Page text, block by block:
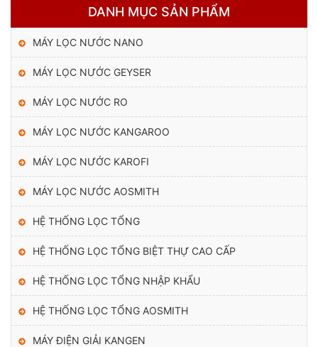
3 LÕI LỌC THÔ
Loại bỏ Clo, clorine, chất hữu cơ dư thừa và cặn bẩn có kích
thước lớn hơn 1 micron.
DANH MỤC SẢN PHẨM
MÁY LỌC NƯỚC NANO
MÁY LỌC NƯỚC GEYSER
MÁY LỌC NƯỚC RO
MÁY LỌC NƯỚC KANGAROO
MÁY LỌC NƯỚC KAROFI
MÁY LỌC NƯỚC AOSMITH
HỆ THỐNG LỌC TỔNG
HỆ THỐNG LỌC TỔNG BIỆT THỰ CAO CẤP
HỆ THỐNG LỌC TỔNG NHẬP KHẨU
HỆ THỐNG LỌC TỔNG AOSMITH
MÁY ĐIỆN GIẢI KANGEN